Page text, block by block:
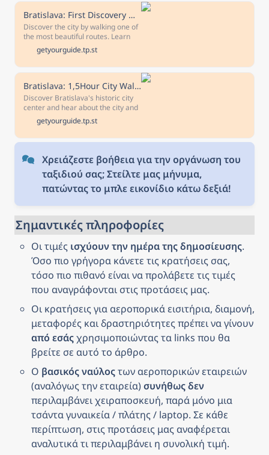
Bratislava: First Discovery Walk and Reading Walking Tour
Discover the city by walking one of
the most beautiful routes. Learn
introductory information about
each location and the city and
choose where to focus on, after
this tour.
getyourguide.tp.st
Bratislava: 1,5Hour City Walking Tour with Castle Ticket
Discover Bratislava's historic city
center and hear about the city and
country's fascinating history on a
guided walking tour. See the
important monuments of Slovakia’s
Bratislava Castle.
getyourguide.tp.st
Χρειάζεστε βοήθεια για την οργάνωση του
ταξιδιού σας; Στείλτε μας μήνυμα,
πατώντας το μπλε εικονίδιο κάτω δεξιά!
Σημαντικές πληροφορίες
Οι τιμές ισχύουν την ημέρα της δημοσίευσης.
Όσο πιο γρήγορα κάνετε τις κρατήσεις σας,
τόσο πιο πιθανό είναι να προλάβετε τις τιμές
που αναγράφονται στις προτάσεις μας.
Οι κρατήσεις για αεροπορικά εισιτήρια, διαμονή,
από εσάς χρησιμοποιώντας τα links που θα
βρείτε σε αυτό το άρθρο.
Ο βασικός ναύλος των αεροπορικών εταιρειών
(αναλόγως την εταιρεία) συνήθως δεν
περιλαμβάνει χειραποσκευή, παρά μόνο μια
τσάντα γυναικεία / πλάτης / laptop. Σε κάθε
περίπτωση, στις προτάσεις μας αναφέρεται
αναλυτικά τι περιλαμβάνει η συνολική τιμή.